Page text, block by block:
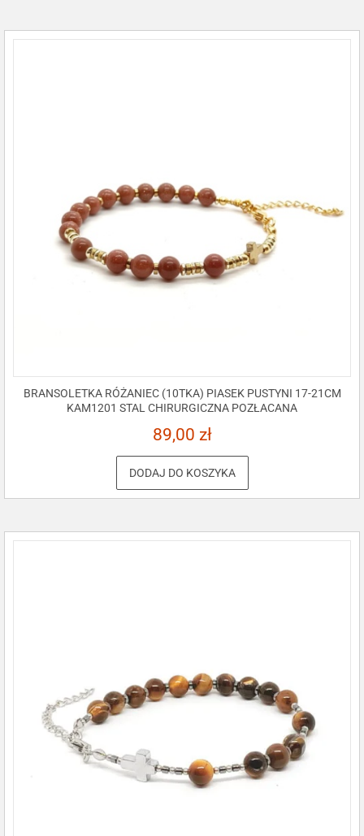
BRANSOLETKA RÓŻANIEC (10TKA) PIASEK PUSTYNI 17-21CM
KAM1201 STAL CHIRURGICZNA POZŁACANA
89,00 zł
DODAJ DO KOSZYKA